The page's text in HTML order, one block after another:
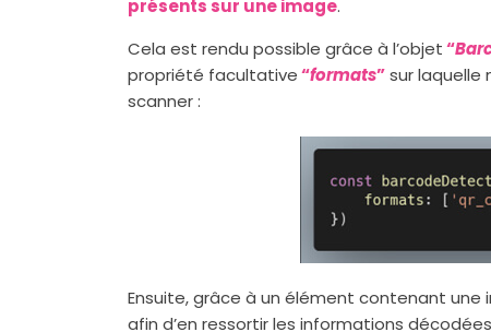
présents sur une image.
Cela est rendu possible grâce à l’objet“
propriété facultative“formats”sur laquelle
scanner :
Ensuite, grâce à un élément contenant une
afin d’en ressortir les informations